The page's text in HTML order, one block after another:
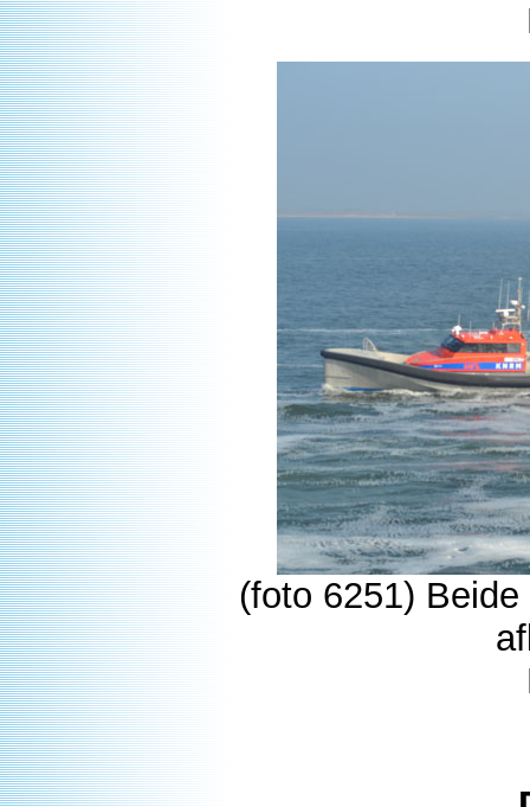
(foto 6251)